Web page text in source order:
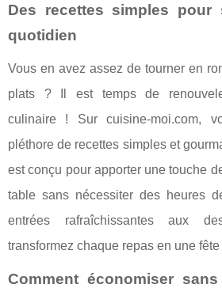
Des recettes simples pour
quotidien
Vous en avez assez de tourner en
plats ? Il est temps de
culinaire ! Sur cuisine-moi.com,
pléthore de recettes simples et
est conçu pour apporter une touche
table sans nécessiter des heures
entrées rafraîchissantes aux
transformez chaque repas en une
Comment économiser